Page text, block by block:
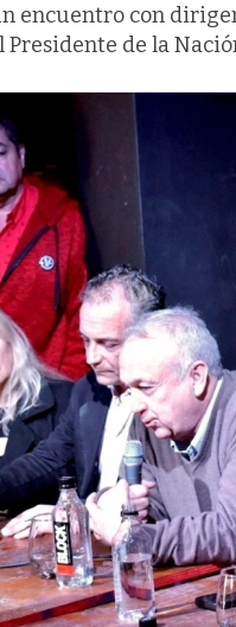
encuentro con
Presidente de la